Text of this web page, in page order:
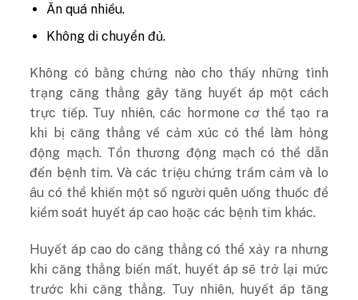
Ăn quá nhiều.
Không di chuyển đủ.
Không có bằng chứng nào cho thấy những tình
trạng căng thẳng gây tăng huyết áp một cách
trực tiếp. Tuy nhiên, các hormone cơ thể tạo ra
khi bị căng thẳng về cảm xúc có thể làm hỏng
động mạch. Tổn thương động mạch có thể dẫn
đến bệnh tim. Và các triệu chứng trầm cảm và lo
âu có thể khiến một số người quên uống thuốc để
kiểm soát huyết áp cao hoặc các bệnh tim khác.
Huyết áp cao do căng thẳng có thể xảy ra nhưng
khi căng thẳng biến mất, huyết áp sẽ trở lại mức
trước khi căng thẳng. Tuy nhiên, huyết áp tăng